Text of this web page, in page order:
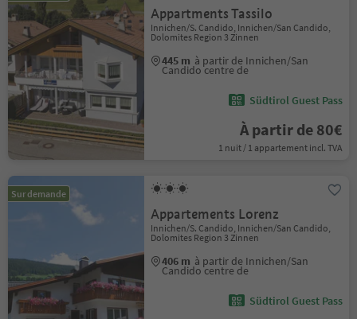
Appartments Tassilo
Innichen/S. Candido, Innichen/San Candido,
Dolomites Region 3 Zinnen
445 m à partir de Innichen/San
Candido centre de
Südtirol Guest Pass
À partir de 80€
1 nuit / 1 appartement incl. TVA
Sur demande
Appartements Lorenz
Innichen/S. Candido, Innichen/San Candido,
Dolomites Region 3 Zinnen
406 m à partir de Innichen/San
Candido centre de
Südtirol Guest Pass